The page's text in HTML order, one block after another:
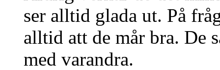
ser alltid glada ut. På
alltid att de mår bra. De
med varandra.